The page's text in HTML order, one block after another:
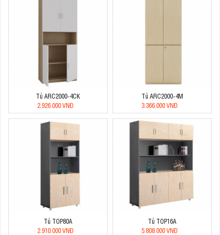
Tủ ARC2000-4CK
2.926.000 VNĐ
Tủ ARC2000-4M
3.366.000 VNĐ
Tủ TOP80A
2.910.000 VNĐ
Tủ TOP16A
5.808.000 VNĐ